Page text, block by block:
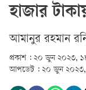
হাজার
আমানুর রহমান
প্রকাশ : ২০ জুন ২০২৩,
আপডেট : ২০ জুন